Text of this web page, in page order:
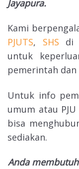
Jayapura.
Kami
PJUTS, SHS di
untuk
pemerintah dan
Untuk info
umum atau
bisa
sediakan.
Anda